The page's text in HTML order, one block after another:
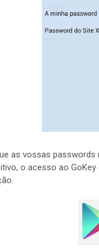
as vossas
o acesso ao